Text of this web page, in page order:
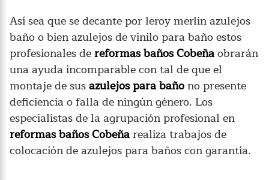
Así sea que se decante por leroy merlin azulejos
baño o bien azulejos de vinilo para baño estos
profesionales dereformas baños Cobeñaobrarán
una ayuda incomparable con tal de que el
montaje de susazulejos para baño no presente
deficiencia o falla de ningún género. Los
especialistas de la agrupación profesional en
reformas baños Cobeña realiza trabajos de
colocación de azulejos para baños con garantía.